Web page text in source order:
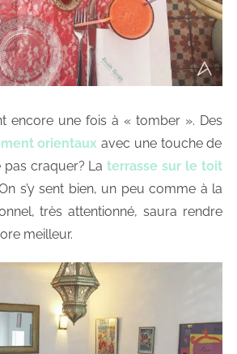
encore une fois à « tomber ». Des
orientaux avec une touche de
pas craquer? Laterrasse sur le toit
s’y sent bien, un peu comme à la
très attentionné, saura rendre
meilleur.